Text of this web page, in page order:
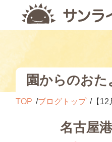
園からのおた
TOP ブログトップ 【12
名古屋